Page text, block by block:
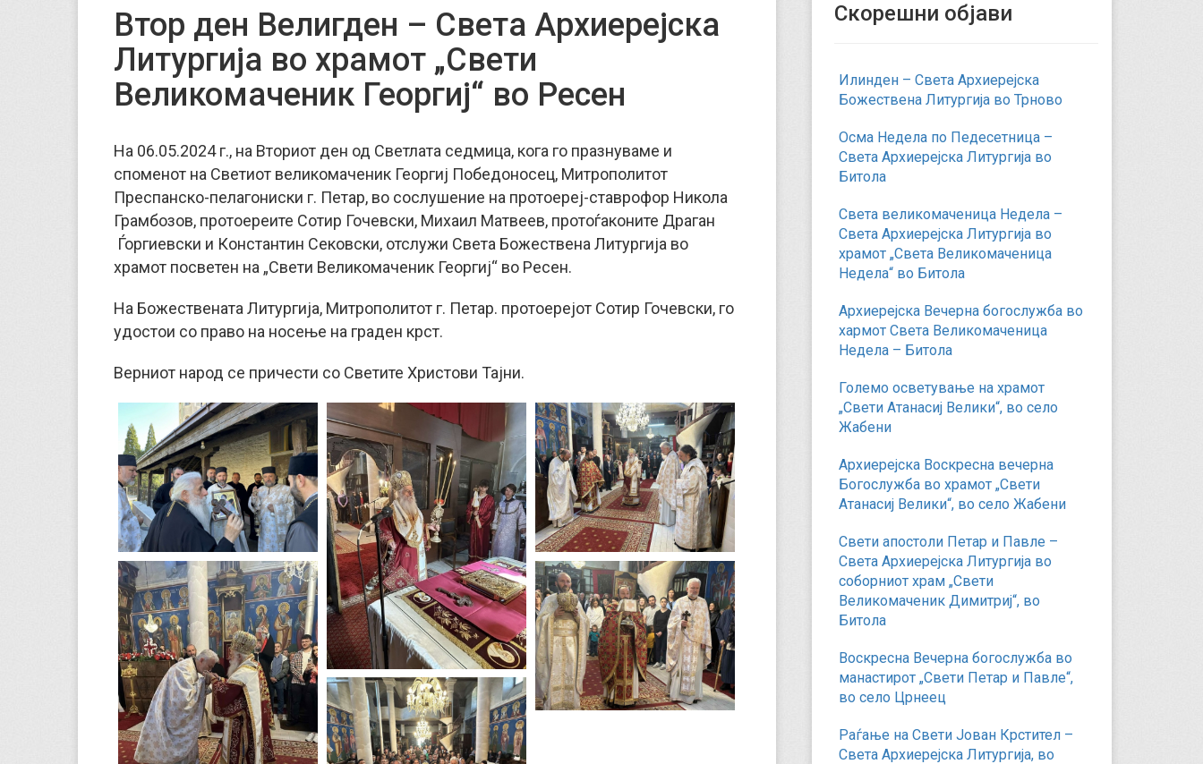
Втор ден Велигден – Света Архиерејска
Литургија во храмот „Свети
Великомаченик Георгиј“ во Ресен
На 06.05.2024 г., на Вториот ден од Светлата седмица, кога го празнуваме и
споменот на Светиот великомаченик Георгиј Победоносец, Митрополитот
Преспанско-пелагониски г. Петар, во сослушение на протоереј-ставрофор Никола
Грамбозов, протоереите Сотир Гочевски, Михаил Матвеев, протоѓаконите Драган
Ѓоргиевски и Константин Сековски, отслужи Света Божествена Литургија во
храмот посветен на „Свети Великомаченик Георгиј“ во Ресен.
На Божествената Литургија, Митрополитот г. Петар. протоерејот Сотир Гочевски, го
удостои со право на носење на граден крст.
Верниот народ се причести со Светите Христови Тајни.
Скорешни објави
Илинден – Света Архиерејска
Божествена Литургија во Трново
Осма Недела по Педесетница –
Света Архиерејска Литургија во
Битола
Света великомаченица Недела –
Света Архиерејска Литургија во
храмот „Света Великомаченица
Недела“ во Битола
Архиерејска Вечерна богослужба во
хармот Света Великомаченица
Недела – Битола
Големо осветување на храмот
„Свети Атанасиј Велики“, во село
Жабени
Архиерејска Воскресна вечерна
Богослужба во храмот „Свети
Атанасиј Велики“, во село Жабени
Свети апостоли Петар и Павле –
Света Архиерејска Литургија во
соборниот храм „Свети
Великомаченик Димитриј“, во
Битола
Воскресна Вечерна богослужба во
манастирот „Свети Петар и Павле“,
во село Црнеец
Раѓање на Свети Јован Крстител –
Света Архиерејска Литургија, во